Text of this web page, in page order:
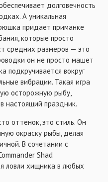
долговечность
А уникальная
придает приманке
которые просто
средних размеров — это
он не просто машет
подкручивается вокруг
вибрации. Такая игра
осторожную рыбу,
настоящий праздник.
оттенок, это стиль. Он
окраску рыбы, делая
В сочетании с
Shad
ловли хищника в любых